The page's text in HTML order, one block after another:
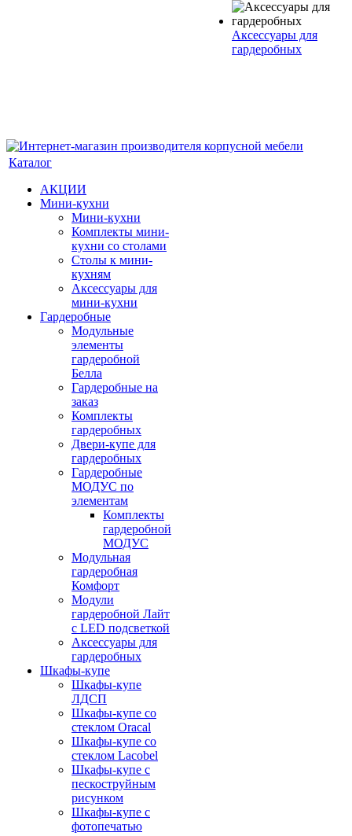
Аксессуары для
гардеробных
Каталог
АКЦИИ
Мини-кухни
Мини-кухни
Комплекты мини-
кухни со столами
Столы к мини-
кухням
Аксессуары для
мини-кухни
Гардеробные
Модульные
элементы
гардеробной
Белла
Гардеробные на
заказ
Комплекты
гардеробных
Двери-купе для
гардеробных
Гардеробные
МОДУС по
элементам
Комплекты
гардеробной
МОДУС
Модульная
гардеробная
Комфорт
Модули
гардеробной Лайт
с LED подсветкой
Аксессуары для
гардеробных
Шкафы-купе
Шкафы-купе
ЛДСП
Шкафы-купе со
стеклом Oracal
Шкафы-купе со
стеклом Lacobel
Шкафы-купе с
пескоструйным
рисунком
Шкафы-купе с
фотопечатью